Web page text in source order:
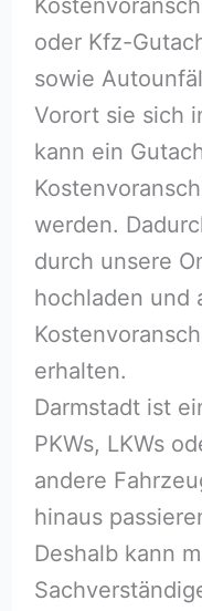
oder Kfz-
sowie
Vorort sie sich
kann ein
werden.
durch unsere
hochladen und
erhalten.
Darmstadt ist
PKWs, LKWs
andere
hinaus
Deshalb kann